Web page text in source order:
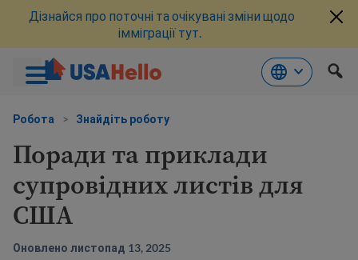
до
Дізнайся про поточні та очікувані зміни щодо
імміграції тут.
Робота > Знайдіть роботу
Поради та приклади
супровідних листів для
США
Оновлено листопад 13, 2025